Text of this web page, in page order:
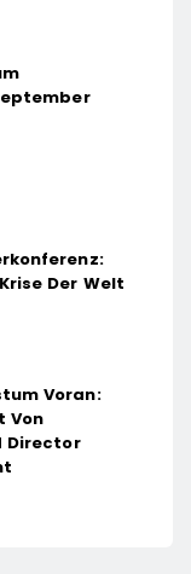
Der Welt
Voran:
Von
Director